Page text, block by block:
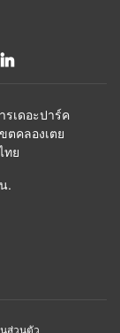
รเดอะปาร์ค
ตคลองเตย
ทย
.
ส่วนตัว